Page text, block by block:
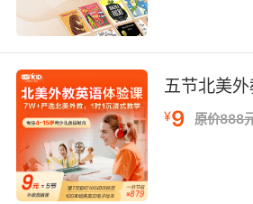
英语快速学习的方法之写作，
一个综合呈现，所以希望大家
就养成写作的好习惯。哪怕是
单的对话，坚持每天记下来都
的英语水平。
五节北美
¥9 原价888